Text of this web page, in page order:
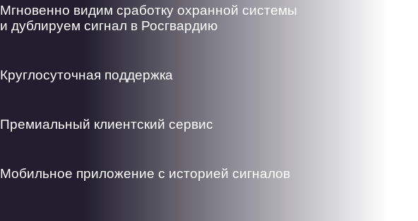
Мгновенно видим сработку охранной системы
и дублируем сигнал в Росгвардию
Круглосуточная поддержка
Премиальный клиентский сервис
Мобильное приложение с историей сигналов